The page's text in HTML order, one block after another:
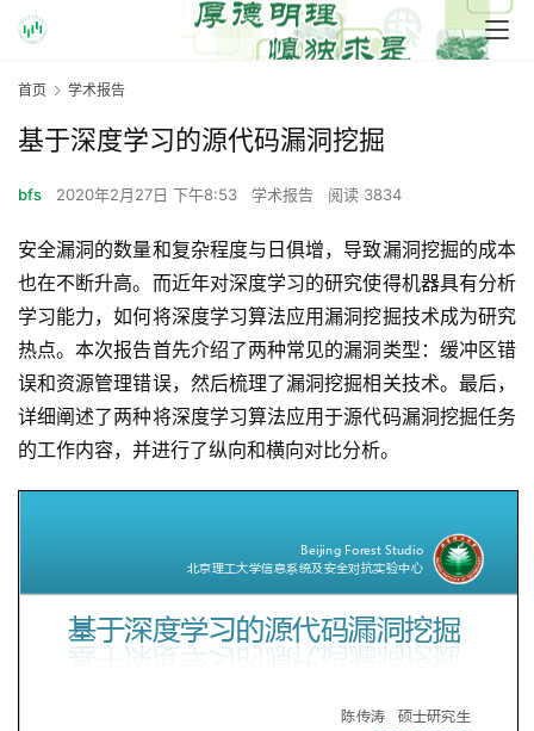
首页 学术报告
基于深度学习的源代码漏洞挖掘
bfs 2020年2月27日 下午8:53 学术报告 阅读 3834
安全漏洞的数量和复杂程度与日俱增，导致漏洞挖掘的成本
也在不断升高。而近年对深度学习的研究使得机器具有分析
学习能力，如何将深度学习算法应用漏洞挖掘技术成为研究
热点。本次报告首先介绍了两种常见的漏洞类型：缓冲区错
误和资源管理错误，然后梳理了漏洞挖掘相关技术。最后，
详细阐述了两种将深度学习算法应用于源代码漏洞挖掘任务
的工作内容，并进行了纵向和横向对比分析。